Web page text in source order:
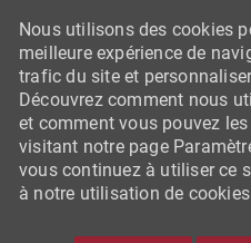
Nous utilisons des cookies
meilleure expérience de
trafic du site et
Découvrez comment nous
et comment vous pouvez
visitant notre page
vous continuez à utiliser ce
à notre utilisation de